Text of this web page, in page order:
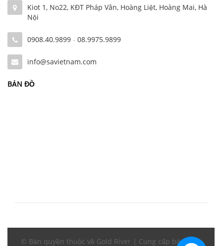
Kiot 1, No22, KĐT Pháp Vân, Hoàng Liệt, Hoàng Mai, Hà
Nội
0908.40.9899 - 08.9975.9899
info@savietnam.com
BẢN ĐỒ
© Bản quyền thuộc về Gold River | Cung cấp bởiSapo